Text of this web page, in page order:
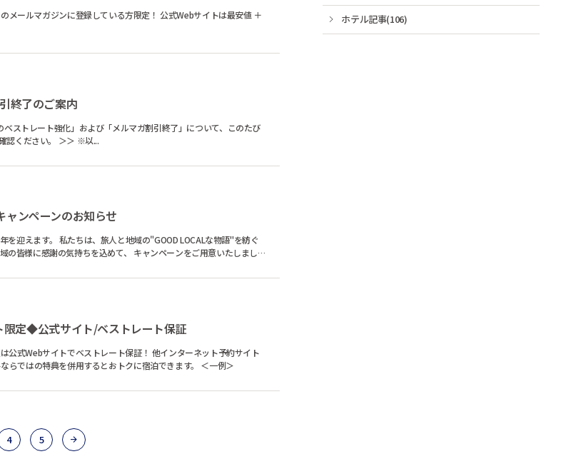
に登録している方限定！ 公式Webサイトは最安値 ＋
終了のご案内
準備が整いましたため、2026年7月1日より実施いたします。 最新情報はこちらをご確認ください。 ＞＞ ※以...
ンペーンのお知らせ
LOCALな物語"を紡ぐ
限定◆公式サイト/ベストレート保証
金で受付中！ 公式Webサイトならではの特典を併用するとおトクに宿泊できます。 ＜一例＞
4 5
ホテル記事(106)